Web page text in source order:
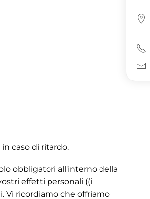
caso di ritardo.
obbligatori all'interno della
effetti personali ((i
Vi ricordiamo che offriamo